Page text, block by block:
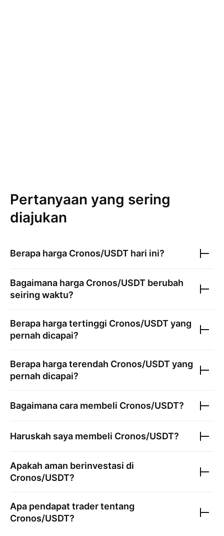
Pertanyaan yang sering
diajukan
Berapa harga Cronos/USDT hari ini?
Bagaimana harga Cronos/USDT berubah
seiring waktu?
Berapa harga tertinggi Cronos/USDTyang
pernah dicapai?
Berapa harga terendah Cronos/USDTyang
pernah dicapai?
Bagaimana cara membeli Cronos/USDT?
Haruskah saya membeli Cronos/USDT?
Apakah aman berinvestasi di
Cronos/USDT?
Apa pendapat trader tentang
Cronos/USDT?